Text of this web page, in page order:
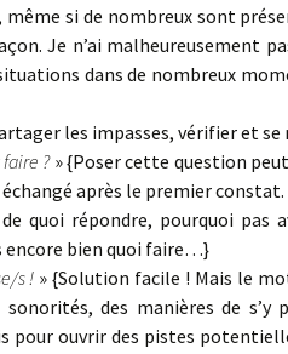
si de nombreux sont
Je n’ai malheureusement
dans de nombreux
les impasses, vérifier et se
faire ?» {Poser cette question
après le premier
quoi répondre, pourquoi pas
encore bien quoi faire…}
s ! » {Solution facile ! Mais le
des manières de
pour ouvrir des pistes